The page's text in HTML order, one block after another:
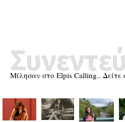
Μίλησαν στο Elpis Calling.. Δείτε